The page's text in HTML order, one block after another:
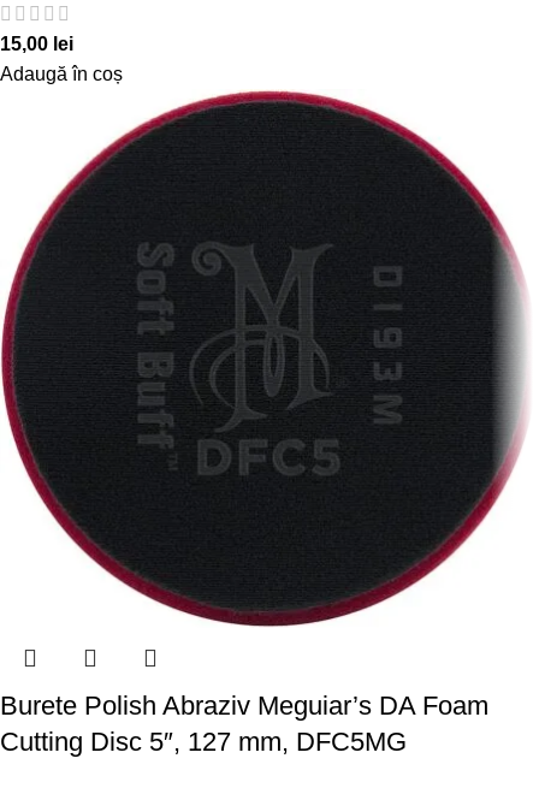
15,00 lei
Adaugă în coș
Burete Polish Abraziv Meguiar’s DA Foam
Cutting Disc 5″, 127 mm, DFC5MG